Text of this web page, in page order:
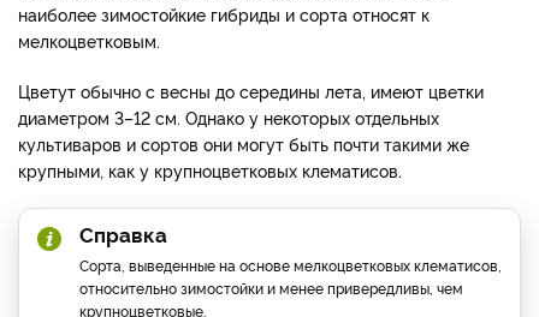
наиболее зимостойкие гибриды и сорта относят к
мелкоцветковым.
Цветут обычно с весны до середины лета, имеют цветки
диаметром 3–12 см. Однако у некоторых отдельных
культиваров и сортов они могут быть почти такими же
крупными, как у крупноцветковых клематисов.
Справка
Сорта, выведенные на основе мелкоцветковых клематисов,
относительно зимостойки и менее привередливы, чем
крупноцветковые.